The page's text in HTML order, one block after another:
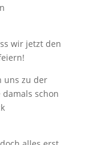
wir jetzt den
uns zu der
damals schon